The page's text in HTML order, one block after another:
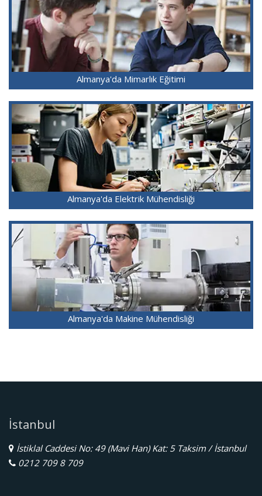
Almanya'da Mimarlık Eğitimi
Almanya'da Elektrik Mühendisliği
Almanya'da Makine Mühendisliği
İstanbul
İstiklal Caddesi No: 49 (Mavi Han) Kat: 5 Taksim / İstanbul
0212 709 8 709